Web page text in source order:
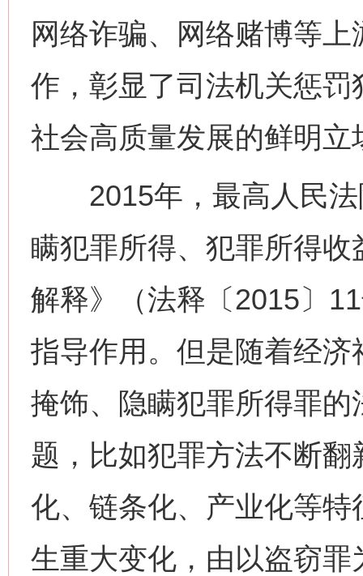
网络诈骗、网络赌博等
作，彰显了司法机关惩
社会高质量发展的鲜明立
2015年，最高人民法
瞒犯罪所得、犯罪所得
解释》（法释〔2015〕
指导作用。但是随着经
掩饰、隐瞒犯罪所得罪
题，比如犯罪方法不断
化、链条化、产业化等
生重大变化，由以盗窃